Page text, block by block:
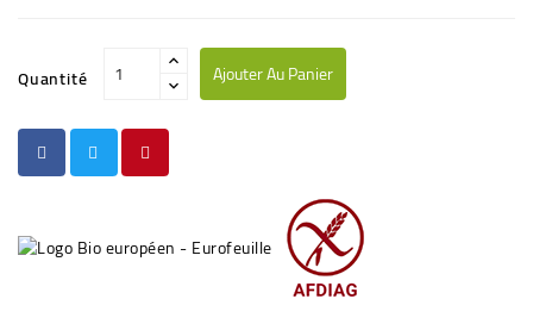
Quantité Ajouter Au Panier